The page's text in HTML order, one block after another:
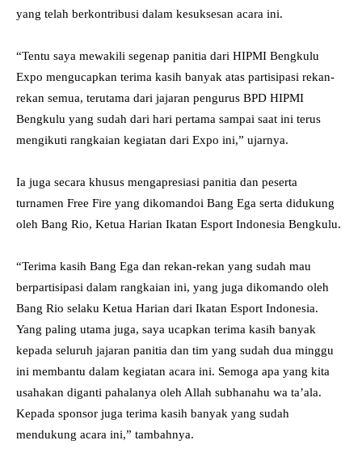
yang telah berkontribusi dalam kesuksesan acara ini.
“Tentu saya mewakili segenap panitia dari HIPMI Bengkulu
Expo mengucapkan terima kasih banyak atas partisipasi rekan-
rekan semua, terutama dari jajaran pengurus BPD HIPMI
Bengkulu yang sudah dari hari pertama sampai saat ini terus
mengikuti rangkaian kegiatan dari Expo ini,” ujarnya.
Ia juga secara khusus mengapresiasi panitia dan peserta
turnamen Free Fire yang dikomandoi Bang Ega serta didukung
oleh Bang Rio, Ketua Harian Ikatan Esport Indonesia Bengkulu.
“Terima kasih Bang Ega dan rekan-rekan yang sudah mau
berpartisipasi dalam rangkaian ini, yang juga dikomando oleh
Bang Rio selaku Ketua Harian dari Ikatan Esport Indonesia.
Yang paling utama juga, saya ucapkan terima kasih banyak
kepada seluruh jajaran panitia dan tim yang sudah dua minggu
ini membantu dalam kegiatan acara ini. Semoga apa yang kita
usahakan diganti pahalanya oleh Allah subhanahu wa ta’ala.
Kepada sponsor juga terima kasih banyak yang sudah
mendukung acara ini,” tambahnya.